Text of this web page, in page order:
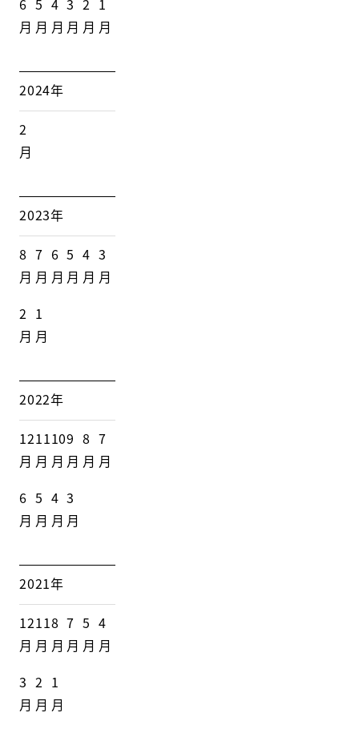
6
月
5
月
4
月
3
月
2
月
1
月
2024年
2
月
2023年
8
月
7
月
6
月
5
月
4
月
3
月
2
月
1
月
2022年
12
月
11
月
10
月
9
月
8
月
7
月
6
月
5
月
4
月
3
月
2021年
12
月
11
月
8
月
7
月
5
月
4
月
3
月
2
月
1
月